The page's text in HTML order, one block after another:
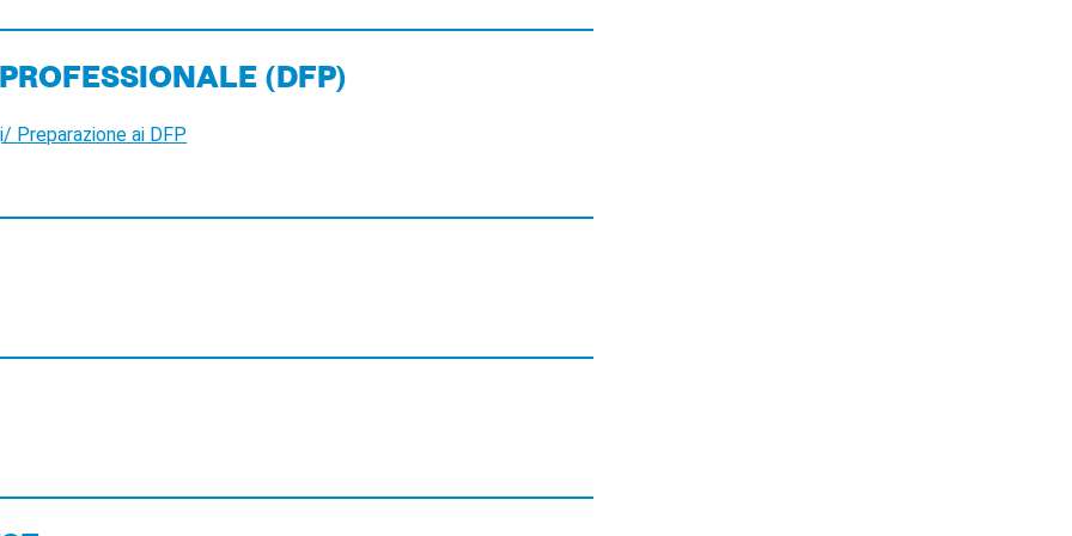
(DFP)
Preparazione ai DFP